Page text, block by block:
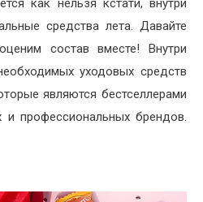
как нельзя кстати, внутри
средства лета. Давайте
состав вместе! Внутри
уходовых средств
являются бестселлерами
и профессиональных брендов.